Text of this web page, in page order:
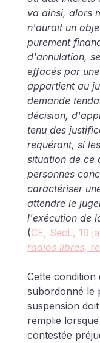
va ainsi, alors
n'aurait un
purement
d'annulation,
effacés par
appartient au
demande
décision,
tenu des
requérant, si
situation de ce
personnes
caractériser
attendre le
l'exécution de
(CE, Sect., 19
radios libres,
Cette condition
subordonné le
suspension
remplie
contestée